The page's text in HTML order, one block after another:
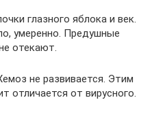
глазного яблока и век.
умеренно. Предушные
отекают.
не развивается. Этим
отличается от вирусного.